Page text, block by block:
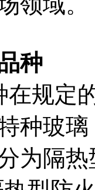
种
在规定
种玻璃
为隔